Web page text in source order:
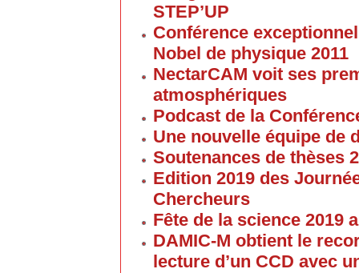
STEP’UP
Conférence
Nobel de physique 2011
NectarCAM voit ses
atmosphériques
Podcast de la
Une nouvelle équipe de
Soutenances de thèses
Edition 2019 des
Chercheurs
Fête de la science 2019
DAMIC-M obtient le
lecture d’un CCD avec